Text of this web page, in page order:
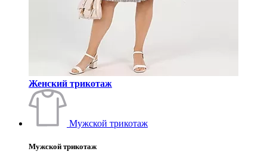
Женский трикотаж
Мужской трикотаж
Мужской трикотаж